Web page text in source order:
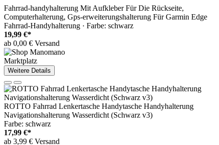
Fahrrad-handyhalterung Mit Aufkleber Für Die Rückseite,
Computerhalterung, Gps-erweiterungshalterung Für Garmin Edge
Fahrrad-Handyhalterung · Farbe: schwarz
19,99 €*
ab 0,00 € Versand
Marktplatz
Weitere Details
ROTTO Fahrrad Lenkertasche Handytasche Handyhalterung
Navigationshalterung Wasserdicht (Schwarz v3)
Farbe: schwarz
17,99 €*
ab 3,99 € Versand